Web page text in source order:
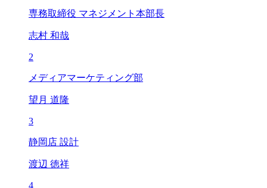
専務取締役 マネジメント本部長
志村 和哉
2
メディアマーケティング部
望月 道隆
3
静岡店 設計
渡辺 徳祥
4